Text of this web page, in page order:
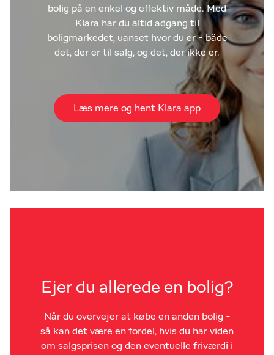
bolig på en enkel og effektiv måde. Med
Klara har du altid adgang til
boligmarkedet, uanset hvor du er - både
det, der er til salg, og det, der ikke er.
Læs mere og hent Klara app
Ejer du allerede en bolig?
Når du overvejer at købe en anden bolig -
så kan det være en fordel, hvis du har viden
om salgsprisen og den eventuelle friværdi i